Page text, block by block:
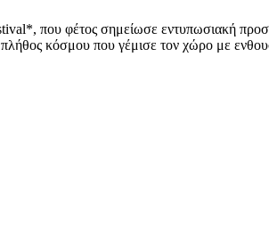
που φέτος σημείωσε εντυπωσιακή
κόσμου που γέμισε τον χώρο με